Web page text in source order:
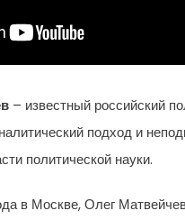
– известный российский
подход и
политической науки.
в Москве, Олег